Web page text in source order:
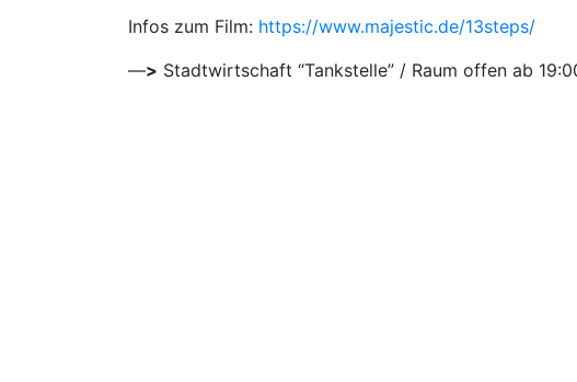
Infos zum Film: https://www.majestic.de/13steps/
—> Stadtwirtschaft “Tankstelle” / Raum offen ab